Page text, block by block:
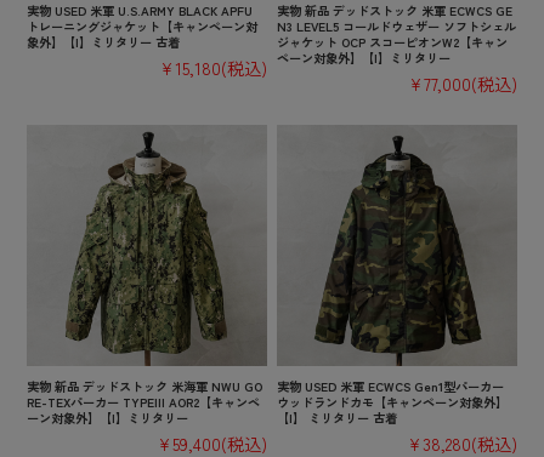
実物 USED 米軍 U.S.ARMY BLACK APFU
トレーニングジャケット【キャンペーン対
象外】【I】ミリタリー 古着
¥15,180(税込)
実物 新品 デッドストック 米軍 ECWCS GE
N3 LEVEL5 コールドウェザー ソフトシェル
ジャケット OCP スコーピオンW2【キャン
ペーン対象外】【I】ミリタリー
¥77,000(税込)
実物 新品 デッドストック 米海軍 NWU GO
RE-TEXパーカー TYPEIII AOR2【キャンペ
ーン対象外】【I】ミリタリー
¥59,400(税込)
実物 USED 米軍 ECWCS Gen1型パーカー
ウッドランドカモ【キャンペーン対象外】
【I】 ミリタリー 古着
¥38,280(税込)